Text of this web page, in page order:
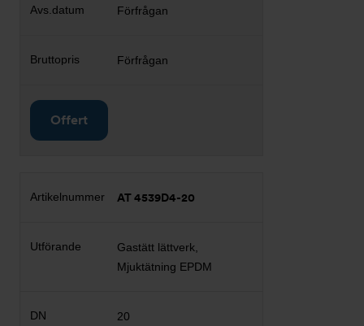
Förfrågan
Förfrågan
Offert
AT 4539D4-20
Gastätt lättverk,
Mjuktätning EPDM
20